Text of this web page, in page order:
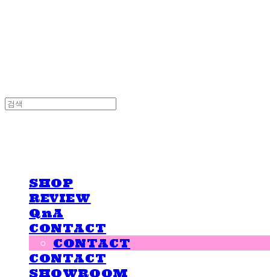
SHOP
REVIEW
QnA
CONTACT
CONTACT
CONTACT
SHOWROOM